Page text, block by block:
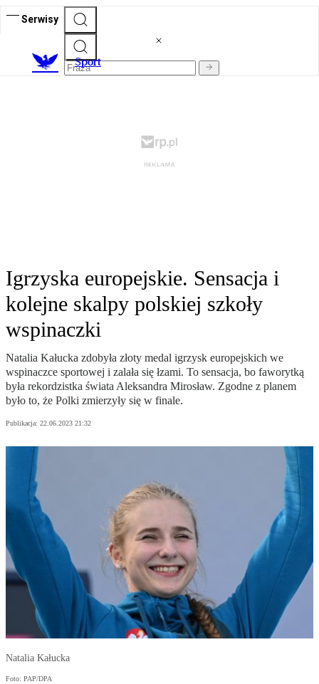
Serwisy
Sport
Igrzyska europejskie. Sensacja i
kolejne skalpy polskiej szkoły
wspinaczki
Natalia Kałucka zdobyła złoty medal igrzysk europejskich we
wspinaczce sportowej i zalała się łzami. To sensacja, bo faworytką
była rekordzistka świata Aleksandra Mirosław. Zgodne z planem
było to, że Polki zmierzyły się w finale.
Publikacja: 22.06.2023 21:32
Natalia Kałucka
Foto: PAP/DPA